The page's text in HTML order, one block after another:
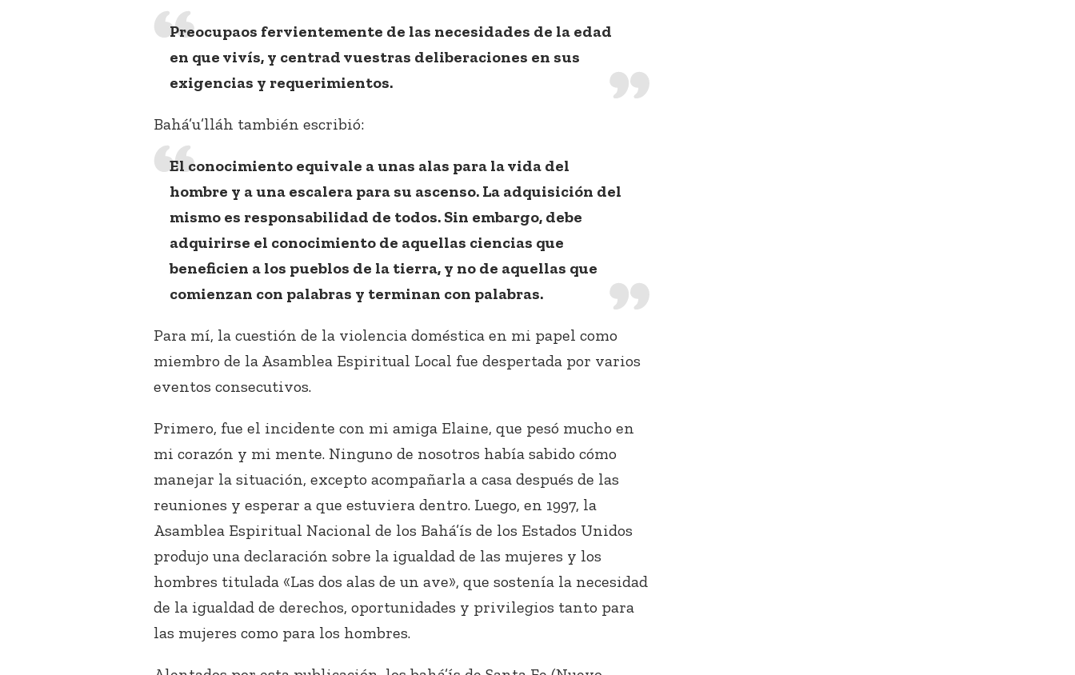
Preocupaos fervientemente de las necesidades de la edad
en que vivís, y centrad vuestras deliberaciones en sus
exigencias y requerimientos.
Bahá’u’lláh también escribió:
El conocimiento equivale a unas alas para la vida del
hombre y a una escalera para su ascenso. La adquisición del
mismo es responsabilidad de todos. Sin embargo, debe
adquirirse el conocimiento de aquellas ciencias que
beneficien a los pueblos de la tierra, y no de aquellas que
comienzan con palabras y terminan con palabras.
Para mí, la cuestión de la violencia doméstica en mi papel como
miembro de la Asamblea Espiritual Local fue despertada por varios
eventos consecutivos.
Primero, fue el incidente con mi amiga Elaine, que pesó mucho en
mi corazón y mi mente. Ninguno de nosotros había sabido cómo
manejar la situación, excepto acompañarla a casa después de las
reuniones y esperar a que estuviera dentro. Luego, en 1997, la
Asamblea Espiritual Nacional de los Bahá’ís de los Estados Unidos
produjo una declaración sobre la igualdad de las mujeres y los
hombres titulada «Las dos alas de un ave», que sostenía la necesidad
de la igualdad de derechos, oportunidades y privilegios tanto para
las mujeres como para los hombres.